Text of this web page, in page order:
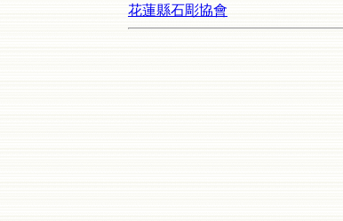
花蓮縣石彫協會